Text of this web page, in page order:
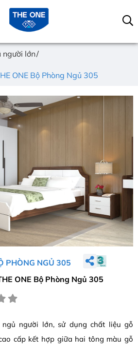
người lớn
ONE Bộ Phòng Ngủ 305
PHÒNG NGỦ 305
ONE Bộ Phòng Ngủ 305
người lớn, sử dụng chất liệu gỗ
cấp kết hợp giữa hai tông màu gỗ